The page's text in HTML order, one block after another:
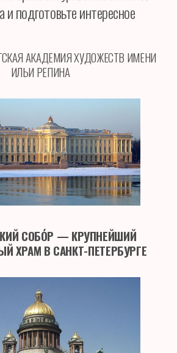
и подготовьте интересное
АКАДЕМИЯ ХУДОЖЕСТВ ИМЕНИ
ИЛЬИ РЕПИНА
СОБО́Р — КРУПНЕЙШИЙ
ХРАМ В САНКТ-ПЕТЕРБУРГЕ